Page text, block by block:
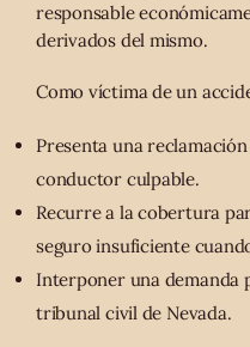
responsable
derivados del mismo.
Como víctima de un
Presenta una
conductor culpable.
Recurre a la cobertura
seguro insuficiente
Interponer una demanda
tribunal civil de Nevada.